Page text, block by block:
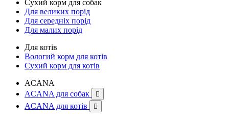
Сухий корм для собак
Для великих порід
Для середніх порід
Для малих порід
Для котів
Вологий корм для котів
Сухий корм для котів
ACANA
ACANA для собак

ACANA для котів 